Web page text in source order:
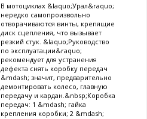
В мотоциклах &laquo;Урал&raquo;
нередко самопроизвольно
отворачиваются винты, крепящие
диск сцепления, что вызывает
резкий стук. &laquo;Руководство
по эксплуатации&raquo;
рекомендует для устранения
дефекта снять коробку передач
&mdash; значит, предварительно
демонтировать колесо, главную
передачу и кардан.&nbsp;Коробка
передач: 1 &mdash; гайка
крепления коробки; 2 &mdash;